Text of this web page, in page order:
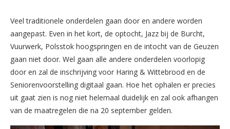
Veel traditionele onderdelen gaan door en andere worden
aangepast. Even in het kort, de optocht, Jazz bij de Burcht,
Vuurwerk, Polsstok hoogspringen en de intocht van de Geuzen
gaan niet door. Wel gaan alle andere onderdelen voorlopig
door en zal de inschrijving voor Haring & Wittebrood en de
Seniorenvoorstelling digitaal gaan. Hoe het ophalen er precies
uit gaat zien is nog niet helemaal duidelijk en zal ook afhangen
van de maatregelen die na 20 september gelden.